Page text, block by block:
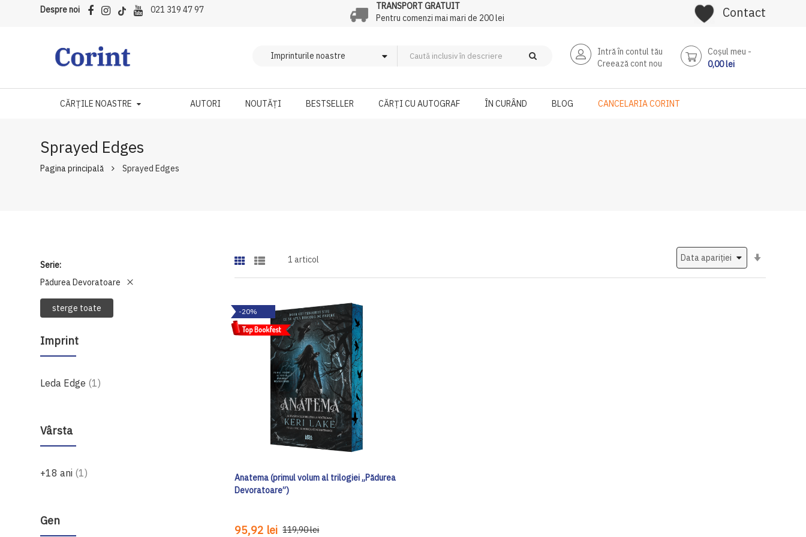
Despre noi 021 319 47 97
TRANSPORT GRATUIT
Pentru comenzi mai mari de 200 lei
Contact
Intră în contul tău
Creează cont nou
Coşul meu
0,00 lei
CĂRȚILE NOASTRE AUTORI NOUTĂȚI BESTSELLER CĂRȚI CU AUTOGRAF ÎN CURÂND BLOG CANCELARIA CORINT
Sprayed Edges
Pagina principală Sprayed Edges
Serie
Pădurea Devoratoare
sterge toate
Imprint
Leda Edge 1produs
Vârsta
+18 ani 1produs
Gen
1 articol
-20%
Anatema (primul volum al trilogiei „Pădurea
Devoratoare”)
95,92 lei 119,90 lei